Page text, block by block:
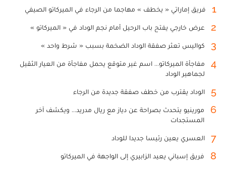
1 فريق إماراتي « يخطف » مهاجما من الرجاء في الميركاتو الصيفي
2 عرض خارجي يفتح باب الرحيل أمام نجم الوداد في « الميركاتو »
3 كواليس تعثر صفقة الوداد الضخمة بسبب « شرط واحد »
4
مفاجأة الميركاتو... اسم غير متوقع يحمل مفاجأة من العيار الثقيل
لجماهير الوداد
5 الوداد يقترب من خطف صفقة جديدة من الرجاء
6
مورينيو يتحدث بصراحة عن دياز مع ريال مدريد... ويكشف آخر
المستجدات
7 العسري يعين رئيسا جديدا للوداد
8 فريق إسباني يعيد الزابيري إلى الواجهة في الميركاتو